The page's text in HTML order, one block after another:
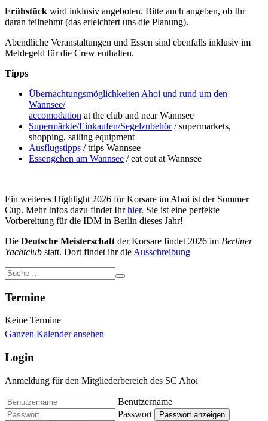
Frühstück wird inklusiv angeboten. Bitte auch angeben, ob Ihr
daran teilnehmt (das erleichtert uns die Planung).
Abendliche Veranstaltungen und Essen sind ebenfalls inklusiv im
Meldegeld für die Crew enthalten.
Tipps
Übernachtungsmöglichkeiten Ahoi und rund um den
Wannsee/
accomodation at the club and near Wannsee
Supermärkte/Einkaufen/Segelzubehör/ supermarkets,
shopping, sailing equipment
Ausflugstipps / trips Wannsee
Essengehen am Wannsee / eat out at Wannsee
Ein weiteres Highlight 2026 für Korsare im Ahoi ist der Sommer
Cup. Mehr Infos dazu findet Ihrhier. Sie ist eine perfekte
Vorbereitung für die IDM in Berlin dieses Jahr!
Die Deutsche Meisterschaft der Korsare findet 2026 im Berliner
Yachtclub statt. Dort findet ihr die Ausschreibung
Termine
Keine Termine
Ganzen Kalender ansehen
Login
Anmeldung für den Mitgliederbereich des SC Ahoi
Benutzername
Passwort
Passwort anzeigen